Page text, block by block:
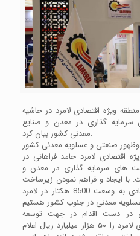
ویژه اقتصادی لامرد در حاشیه
سرمایه گذاری در معدن و صنایع
معدنی کشور بیان کرد:
نوظهور صنعتی و عسلویه معدنی کشور
اقتصادی لامرد حامد فراهانی در
های سرمایه گذاری در معدن و
با ایجاد و فراهم نمودن زیرساخت
های اساسی در منطقه ویژه اقتصادی به وسعت 8500 هکتار در لامرد
در دست اقدام در جهت توسعه
زیرساخت‌های منطقه ویژه اقتصادی لامرد را ۵۰ هزار میلیارد ریال اعلام